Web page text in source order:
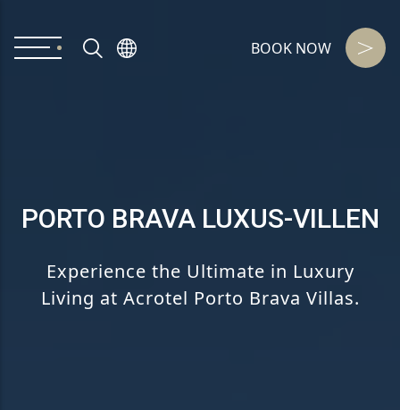
BOOK NOW
PORTO BRAVA LUXUS-VILLEN
Experience the Ultimate in Luxury
Living at Acrotel Porto Brava Villas.